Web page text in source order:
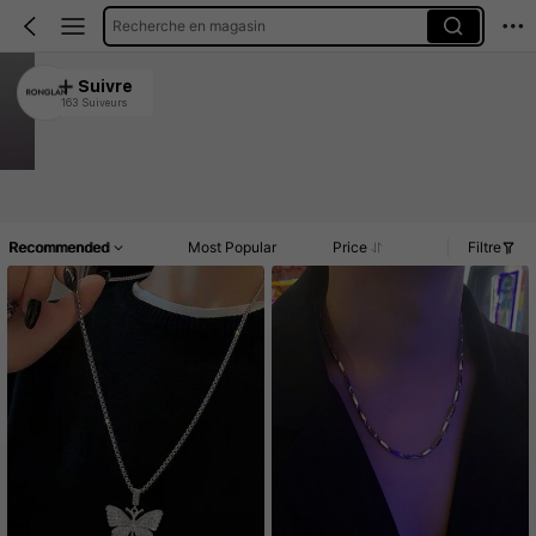
Recherche en magasin
RONGLAN
4.92
Suivre
163 Suiveurs
Recommended Most Popular Price Filtre